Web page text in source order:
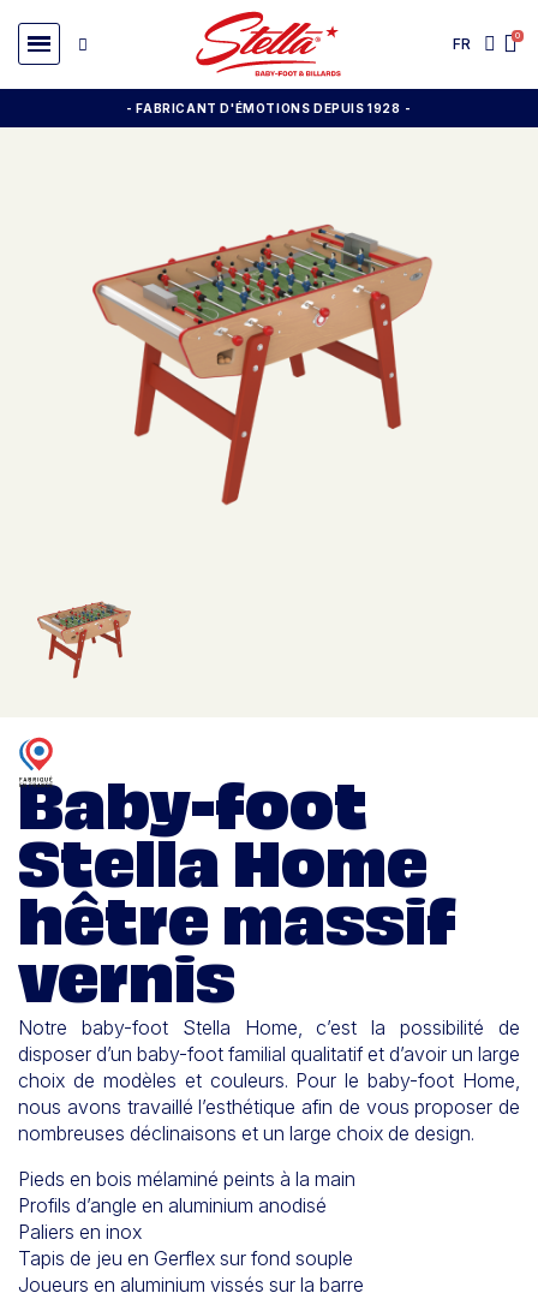
FR
- FABRICANT D'ÉMOTIONS DEPUIS 1928 -
Baby-foot
Stella Home
hêtre massif
vernis
Notre baby-foot Stella Home, c’est la possibilité de
disposer d’un baby-foot familial qualitatifet d’avoir un large
choix de modèles et couleurs. Pour le baby-foot Home,
nous avons travaillé l’esthétique afin de vous proposer de
nombreuses déclinaisons et un large choix de design.
Pieds en bois mélaminé peints à la main
Profils d’angle en aluminium anodisé
Paliers en inox
Tapis de jeu en Gerflex sur fond souple
Joueurs en aluminium vissés sur la barre